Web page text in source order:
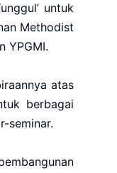
untuk
Methodist
YPGMI.
atas
berbagai
seminar.